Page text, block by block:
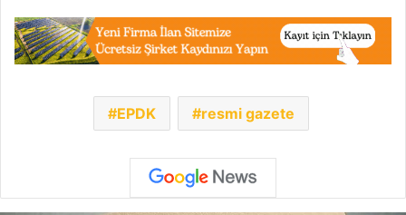
EPDK resmi gazete